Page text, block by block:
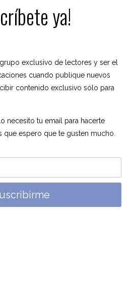
ya!
exclusivo de lectores y ser el
cuando publique nuevos
contenido exclusivo sólo para
necesito tu email para hacerte
que espero que te gusten mucho.